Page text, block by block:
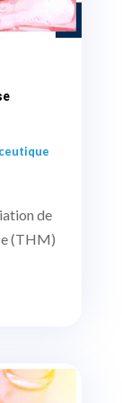
de
(THM)